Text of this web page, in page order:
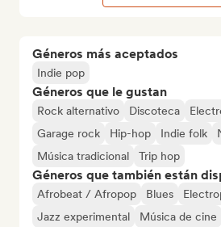
Géneros más aceptados
Indie pop
Géneros que le gustan
Rock alternativo Discoteca
Garage rock
Hip-hop Indie folk
Música tradicional
Trip hop
Géneros que también están
Afrobeat / Afropop Blues
Jazz experimental
Música de cine